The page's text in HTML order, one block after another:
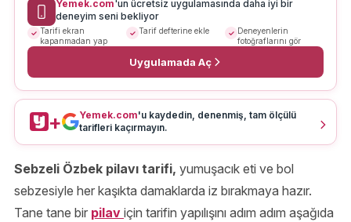
Yemek.com'un ücretsiz uygulamasında daha iyi bir
deneyim seni bekliyor
Tarifi ekran
kapanmadan yap
Tarif defterine ekle
Deneyenlerin
fotoğraflarını gör
Uygulamada Aç
+ Yemek.com'u kaydedin, denenmiş, tam ölçülü
tarifleri kaçırmayın.
Sebzeli Özbek pilavı tarifi, yumuşacık eti ve bol
sebzesiyle her kaşıkta damaklarda iz bırakmaya hazır.
Tane tane bir pilav için tarifin yapılışını adım adım aşağıda